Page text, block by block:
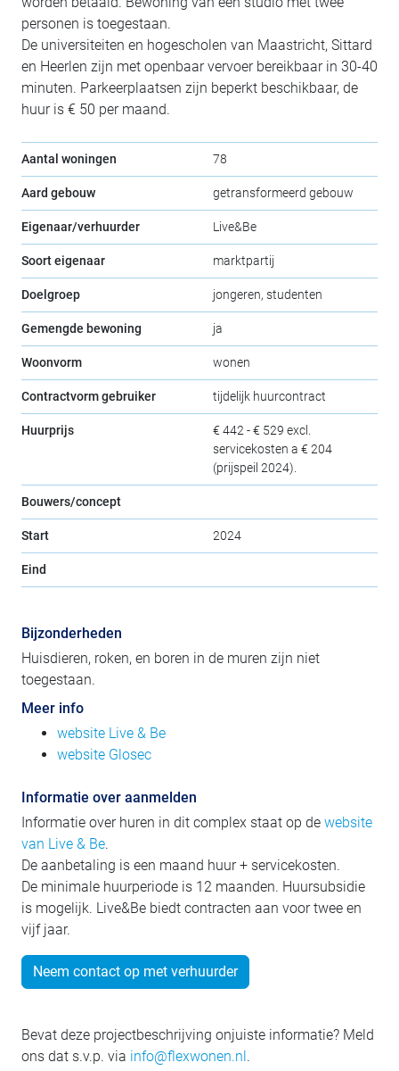
personen is toegestaan.
De universiteiten en hogescholen van Maastricht, Sittard
en Heerlen zijn met openbaar vervoer bereikbaar in 30-40
minuten. Parkeerplaatsen zijn beperkt beschikbaar, de
huur is € 50 per maand.
Aantal woningen 78
Aard gebouw getransformeerd gebouw
Eigenaar/verhuurder Live&Be
Soort eigenaar marktpartij
Doelgroep jongeren, studenten
Gemengde bewoning ja
Woonvorm wonen
Contractvorm gebruiker tijdelijk huurcontract
Huurprijs
€ 442 - € 529 excl.
servicekosten a € 204
(prijspeil 2024).
Bouwers/concept
Start 2024
Eind
Bijzonderheden
Huisdieren, roken, en boren in de muren zijn niet
toegestaan.
Meer info
website Live & Be
website Glosec
Informatie over aanmelden
Informatie over huren in dit complex staat op de website
van Live & Be.
De aanbetaling is een maand huur + servicekosten.
De minimale huurperiode is 12 maanden. Huursubsidie
is mogelijk. Live&Be biedt contracten aan voor twee en
vijf jaar.
Neem contact op met verhuurder
Bevat deze projectbeschrijving onjuiste informatie? Meld
ons dat s.v.p. via info@flexwonen.nl.